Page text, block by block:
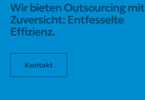
Wir bieten Outsourcing mit
Zuversicht: Entfesselte
Effizienz.
Kontakt